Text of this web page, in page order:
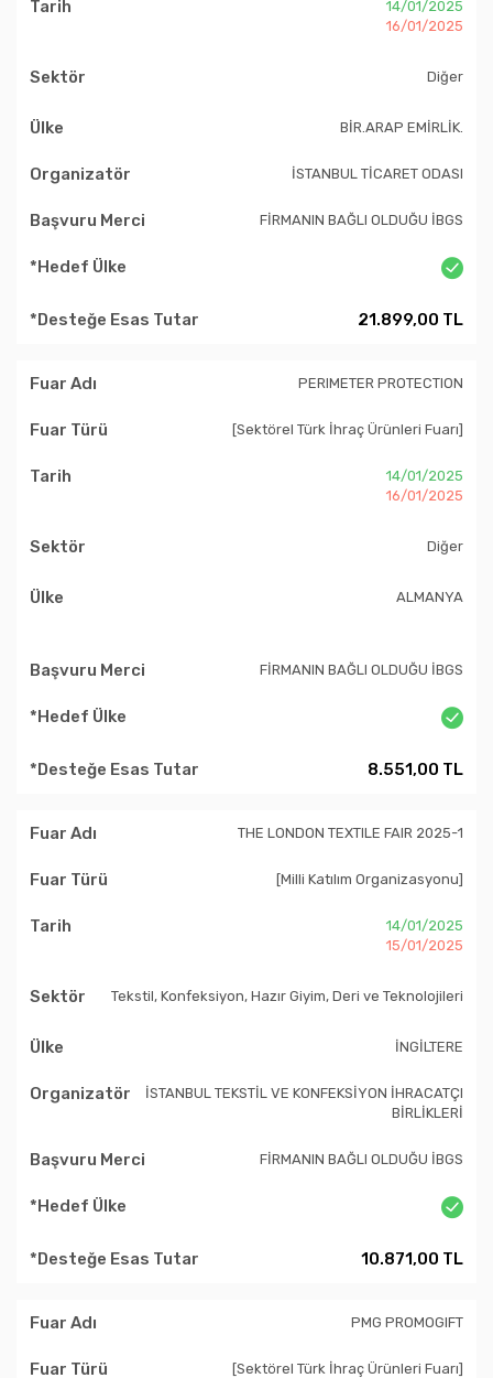
14/01/2025
16/01/2025
Diğer
BİR.ARAP EMİRLİK.
İSTANBUL TİCARET ODASI
FİRMANIN BAĞLI OLDUĞU İBGS
21.899,00 TL
PERIMETER PROTECTION
[Sektörel Türk İhraç Ürünleri Fuarı]
14/01/2025
16/01/2025
Diğer
ALMANYA
FİRMANIN BAĞLI OLDUĞU İBGS
8.551,00 TL
THE LONDON TEXTILE FAIR 2025-1
[Milli Katılım Organizasyonu]
14/01/2025
15/01/2025
Tekstil, Konfeksiyon, Hazır Giyim, Deri ve Teknolojileri
İNGİLTERE
İSTANBUL TEKSTİL VE KONFEKSİYON İHRACATÇI
BİRLİKLERİ
FİRMANIN BAĞLI OLDUĞU İBGS
10.871,00 TL
PMG PROMOGIFT
[Sektörel Türk İhraç Ürünleri Fuarı]